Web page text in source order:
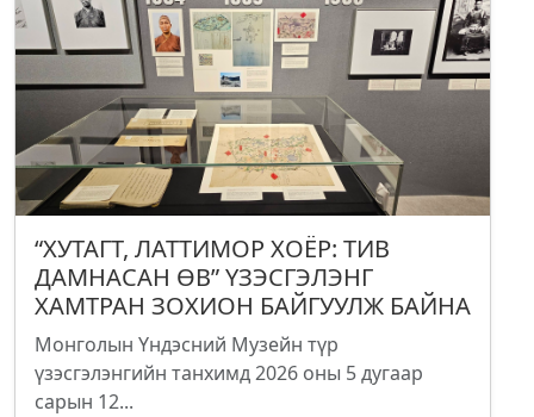
“ХУТАГТ, ЛАТТИМОР ХОЁР: ТИВ
ДАМНАСАН ӨВ” ҮЗЭСГЭЛЭНГ
ХАМТРАН ЗОХИОН БАЙГУУЛЖ БАЙНА
Монголын Үндэсний Музейн түр
үзэсгэлэнгийн танхимд 2026 оны 5 дугаар
сарын 12...